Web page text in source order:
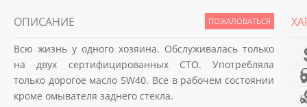
ОПИСАНИЕ ПОЖАЛОВАТЬСЯ
Всю жизнь у одного хозяина. Обслуживалась только
на двух сертифицированных СТО. Употребляла
только дорогое масло 5W40. Все в рабочем состоянии
кроме омывателя заднего стекла.